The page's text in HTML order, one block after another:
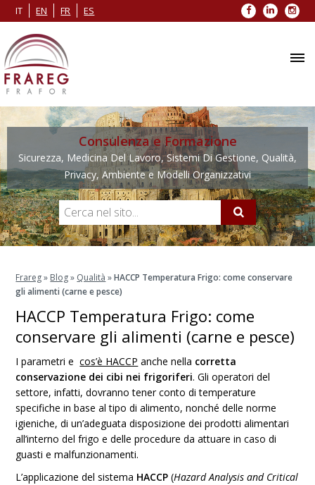
IT EN FR ES Facebook
LinkedIn
Consulenza e Formazione
Sicurezza, Medicina Del Lavoro, Sistemi Di Gestione, Qualità,
Privacy, Ambiente e Modelli Organizzativi
Frareg» Blog» Qualità »HACCP Temperatura Frigo: come conservare
gli alimenti (carne e pesce)
HACCP Temperatura Frigo: come
conservare gli alimenti (carne e pesce)
I parametri ecos’è HACCP anche nella corretta
conservazione dei cibi nei frigoriferi. Gli operatori del
settore, infatti, dovranno tener conto di temperature
specifiche in base al tipo di alimento, nonché delle norme
igieniche, di un’adeguata disposizione dei prodotti alimentari
all’interno del frigo e delle procedure da attuare in caso di
guasti e malfunzionamenti.
L’applicazione del sistema HACCP (Hazard Analysis and Critical